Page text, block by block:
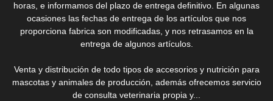
horas, e informamos del plazo de entrega definitivo. En algunas
ocasiones las fechas de entrega de los artículos que nos
proporciona fabrica son modificadas, y nos retrasamos en la
entrega de algunos artículos.
Venta y distribución de todo tipos de accesorios y nutrición para
mascotas y animales de producción, además ofrecemos servicio
de consulta veterinaria propia y...